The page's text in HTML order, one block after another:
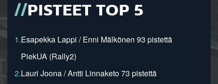
PISTEET TOP 5
1.Esapekka Lappi / Enni Mälkönen 93 pistettä
PiekUA (Rally2)
2.Lauri Joona / Antti Linnaketo 73 pistettä